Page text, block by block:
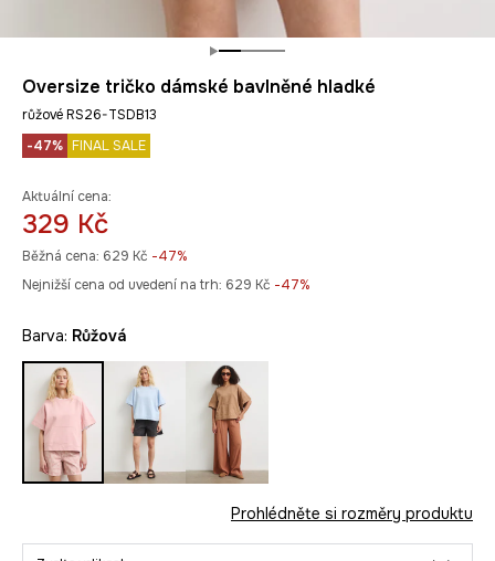
Oversize tričko dámské bavlněné hladké
růžové RS26-TSDB13
-47% FINAL SALE
Aktuální cena:
329 Kč
Běžná cena: 629 Kč -47%
Nejnižší cena od uvedení na trh: 629 Kč -47%
Barva: růžová
Prohlédněte si rozměry produktu